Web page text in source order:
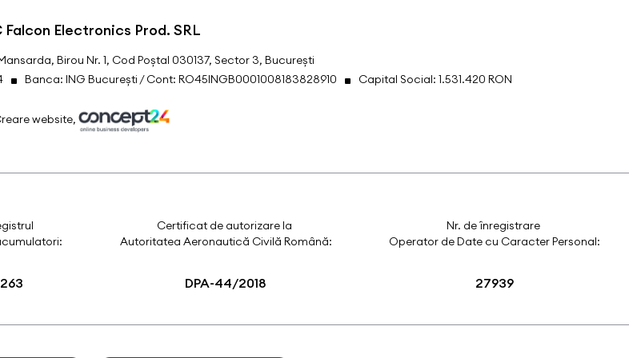
Falcon Electronics Prod. SRL
Birou Nr. 1, Cod Poștal 030137, Sector 3, București
Banca: ING București / Cont: RO45INGB0001008183828910 Capital Social: 1.531.420 RON
website,
Certificat de autorizare la
Autoritatea Aeronautică Civilă Română:
DPA-44/2018
Nr. de înregistrare
Operator de Date cu Caracter Personal:
27939